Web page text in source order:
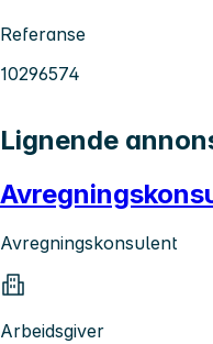
Referanse
10296574
Lignende
Avregningskonsulent
Arbeidsgiver